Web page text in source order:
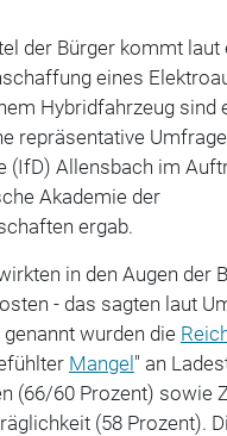
der Bürger kommt laut
eines
Hybridfahrzeug sind
repräsentative
(IfD) Allensbach im
Akademie der
ergab.
in den Augen der
- das sagten laut
wurden die
Mangel" an
(66/60 Prozent) sowie
(58 Prozent).